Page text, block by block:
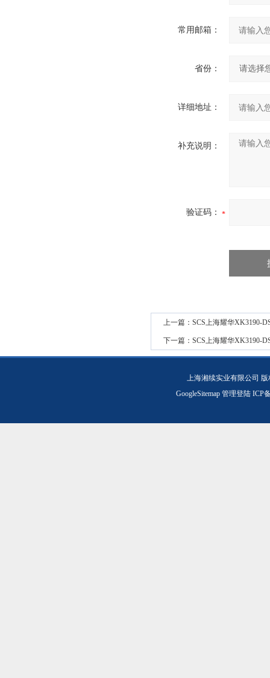
常用邮箱：
省份：
详细地址：
补充说明：
验证码：
上一篇： SCS上海耀华XK3190-
下一篇： SCS上海耀华XK3190-
上海湘续实业有限公司
GoogleSitemap 管理登陆ICP